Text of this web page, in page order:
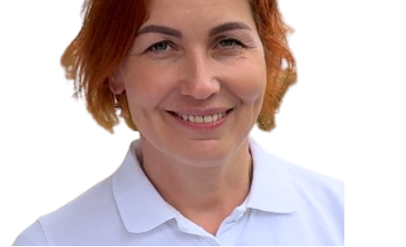
Analytické a marketingové cookies
Reklamné úložisko
Reklamné používateľské dáta
Personalizácia reklám
Povoliť vybrané
Odmietnuť